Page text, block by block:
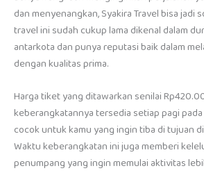
dan menyenangkan, Syakira Travel bisa jadi
travel ini sudah cukup lama dikenal dalam
antarkota dan punya reputasi baik dalam
dengan kualitas prima.
Harga tiket yang ditawarkan senilai
keberangkatannya tersedia setiap pagi
cocok untuk kamu yang ingin tiba di tujuan
Waktu keberangkatan ini juga memberi
penumpang yang ingin memulai aktivitas